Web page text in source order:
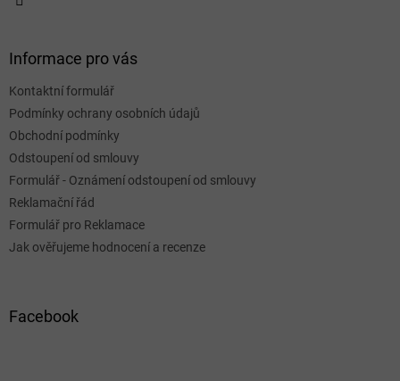
Informace pro vás
Kontaktní formulář
Podmínky ochrany osobních údajů
Obchodní podmínky
Odstoupení od smlouvy
Formulář - Oznámení odstoupení od smlouvy
Reklamační řád
Formulář pro Reklamace
Jak ověřujeme hodnocení a recenze
Facebook